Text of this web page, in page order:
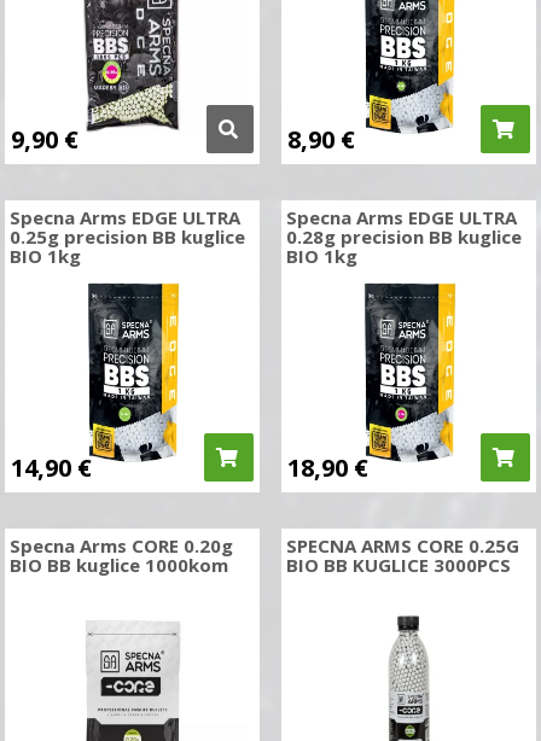
9,90 € 8,90 €
Specna Arms EDGE ULTRA
0.25g precision BB kuglice
BIO 1kg
14,90 €
Specna Arms EDGE ULTRA
0.28g precision BB kuglice
BIO 1kg
18,90 €
Specna Arms CORE 0.20g
BIO BB kuglice 1000kom
SPECNA ARMS CORE 0.25G
BIO BB KUGLICE 3000PCS